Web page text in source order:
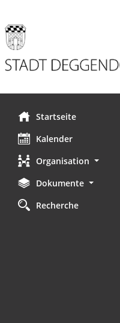
Startseite
Kalender
Organisation
Dokumente
Recherche